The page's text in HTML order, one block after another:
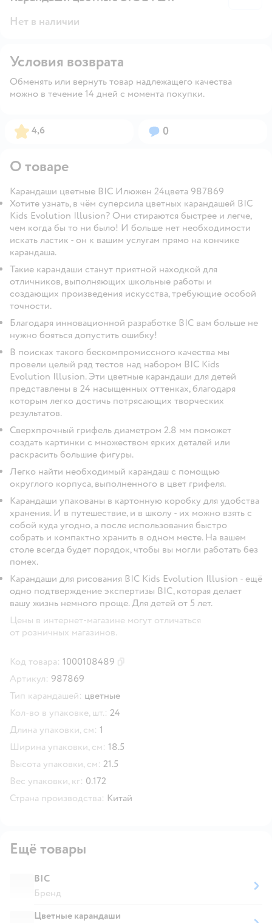
Нет в наличии
Условия возврата
Обменять или вернуть товар надлежащего качества
можно в течение 14 дней с момента покупки.
Рейтинг:
4,6 Вопросов:
0
О товаре
Карандаши цветные BIC Илюжен 24цвета 987869
Хотите узнать, в чём суперсила цветных карандашей BIC
Kids Evolution Illusion? Они стираются быстрее и легче,
чем когда бы то ни было! И больше нет необходимости
искать ластик - он к вашим услугам прямо на кончике
карандаша.
Такие карандаши станут приятной находкой для
отличников, выполняющих школьные работы и
создающих произведения искусства, требующие особой
точности.
Благодаря инновационной разработке BIC вам больше не
нужно бояться допустить ошибку!
В поисках такого бескомпромиссного качества мы
провели целый ряд тестов над набором BIC Kids
Evolution Illusion. Эти цветные карандаши для детей
представлены в 24 насыщенных оттенках, благодаря
которым легко достичь потрясающих творческих
результатов.
Сверхпрочный грифель диаметром 2.8 мм поможет
создать картинки с множеством ярких деталей или
раскрасить большие фигуры.
Легко найти необходимый карандаш с помощью
округлого корпуса, выполненного в цвет грифеля.
Карандаши упакованы в картонную коробку для удобства
хранения. И в путешествие, и в школу - их можно взять с
собой куда угодно, а после использования быстро
собрать и компактно хранить в одном месте. На вашем
столе всегда будет порядок, чтобы вы могли работать без
помех.
Карандаши для рисования BIC Kids Evolution Illusion - ещё
одно подтверждение экспертизы BIC, которая делает
вашу жизнь немного проще. Для детей от 5 лет.
Цены в интернет-магазине могут отличаться
от розничных магазинов.
Код товара: 1000108489
Артикул: 987869
Тип карандашей: цветные
Кол-во в упаковке, шт.: 24
Длина упаковки, см: 1
Ширина упаковки, см: 18.5
Высота упаковки, см: 21.5
Вес упаковки, кг: 0.172
Страна производства: Китай
Ещё товары
BIC
Бренд
Цветные карандаши